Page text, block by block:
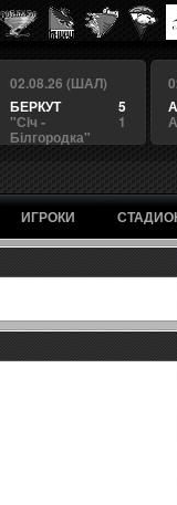
02.08.26 (ШАЛ)
5
БЕРКУТ
1
"Сiч -
Білгородка"
ИГРОКИ